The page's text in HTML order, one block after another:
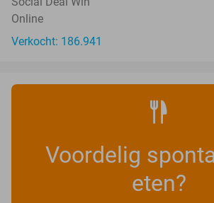
Online
Verkocht: 186.941
Voordelig
eten?